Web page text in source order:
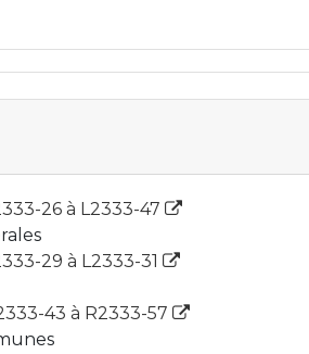
26 à L2333-47
29 à L2333-31
43 à R2333-57